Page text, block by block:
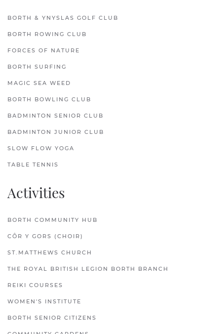
BORTH & YNYSLAS GOLF CLUB
BORTH ROWING CLUB
FORCES OF NATURE
BORTH SURFING
MAGIC SEA WEED
BORTH BOWLING CLUB
BADMINTON SENIOR CLUB
BADMINTON JUNIOR CLUB
SLOW FLOW YOGA
TABLE TENNIS
Activities
BORTH COMMUNITY HUB
CÔR Y GORS (CHOIR)
ST.MATTHEWS CHURCH
THE ROYAL BRITISH LEGION BORTH BRANCH
REIKI COURSES
WOMEN'S INSTITUTE
BORTH SENIOR CITIZENS